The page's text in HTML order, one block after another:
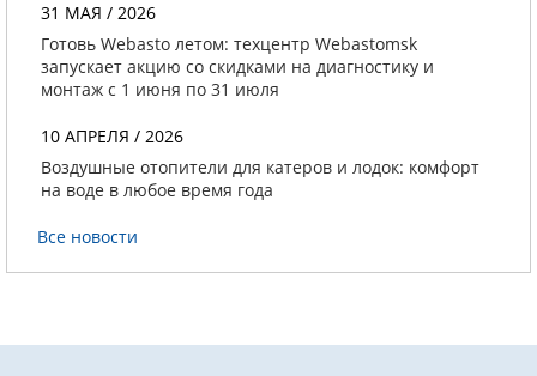
31 МАЯ / 2026
Готовь Webasto летом: техцентр Webastomsk
запускает акцию со скидками на диагностику и
монтаж с 1 июня по 31 июля
10 АПРЕЛЯ / 2026
Воздушные отопители для катеров и лодок: комфорт
на воде в любое время года
Все новости